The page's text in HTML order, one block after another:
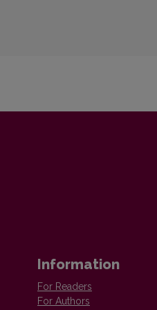
Information
For Readers
For Authors